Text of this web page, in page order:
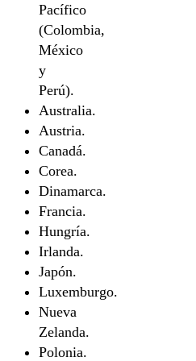
Pacífico
(Colombia,
México
y
Perú).
Australia.
Austria.
Canadá.
Corea.
Dinamarca.
Francia.
Hungría.
Irlanda.
Japón.
Luxemburgo.
Nueva
Zelanda.
Polonia.